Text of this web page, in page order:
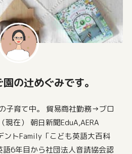
の辻めぐみです。
子育て中。 貿易商社勤務→ブロ
在） 朝日新聞EduA,AERA
ントFamily「こども英語大百科
6年目から社団法人音読協会認